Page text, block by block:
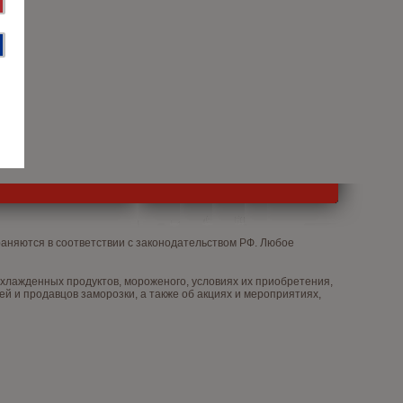
в соответствии с законодательством РФ. Любое
продуктов, мороженого, условиях их приобретения,
и продавцов заморозки, а также об акциях и мероприятиях,